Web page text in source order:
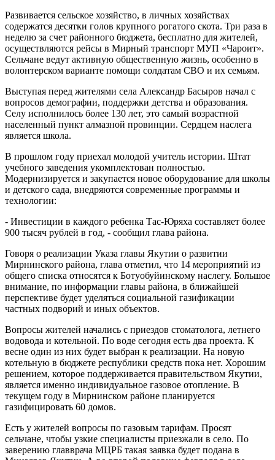
Развивается сельское хозяйство, в личных хозяйствах
содержатся десятки голов крупного рогатого скота. Три раза в
неделю за счет районного бюджета, бесплатно для жителей,
осуществляются рейсы в Мирный транспорт МУП «Чароит».
Сельчане ведут активную общественную жизнь, особенно в
волонтерском варианте помощи солдатам СВО и их семьям.
Выступая перед жителями села Александр Басыров начал с
вопросов демографии, поддержки детства и образования.
Селу исполнилось более 130 лет, это самый возрастной
населенный пункт алмазной провинции. Сердцем наслега
является школа.
В прошлом году приехал молодой учитель истории. Штат
учебного заведения укомплектован полностью.
Модернизируется и закупается новое оборудование для школы
и детского сада, внедряются современные программы и
технологии:
- Инвестиции в каждого ребенка Тас-Юряха составляет более
900 тысяч рублей в год, - сообщил глава района.
Говоря о реализации Указа главы Якутии о развитии
Мирнинского района, глава отметил, что 14 мероприятий из
общего списка относятся к Ботуобуйинскому наслегу. Большое
внимание, по информации главы района, в ближайшей
перспективе будет уделяться социальной газификации
частных подворий и иных объектов.
Вопросы жителей начались с приездов стоматолога, летнего
водовода и котельной. По воде сегодня есть два проекта. К
весне один из них будет выбран к реализации. На новую
котельную в бюджете республики средств пока нет. Хорошим
решением, которое поддерживается правительством Якутии,
является именно индивидуальное газовое отопление. В
текущем году в Мирнинском районе планируется
газифицировать 60 домов.
Есть у жителей вопросы по газовым тарифам. Просят
сельчане, чтобы узкие специалисты приезжали в село. По
заверению главврача МЦРБ такая заявка будет подана в